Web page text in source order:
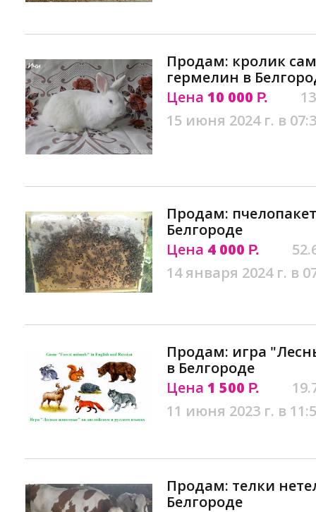
Продам: кролик
гермелин в
Цена 10 000 Р.
15 июня 2024 г. в
Продам:
Белгороде
Цена 4 000 Р.
14 января 2024 г. в
Продам: игра
в Белгороде
Цена 1 500 Р.
11 июня 2023 г. в
Продам: телки
Белгороде